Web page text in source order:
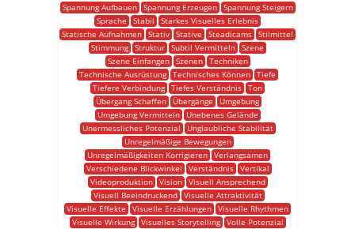
Spannung Aufbauen
Spannung Erzeugen
Spannung Steigern
Sprache
Stabil
Starkes Visuelles Erlebnis
Statische Aufnahmen Stativ Stative Steadicams Stilmittel
Stimmung Struktur Subtil Vermitteln Szene
Szene Einfangen
Szenen
Techniken
Technische Ausrüstung Technisches Können Tiefe
Tiefere Verbindung Tiefes Verständnis Ton
Übergang Schaffen
Übergänge
Umgebung
Umgebung Vermitteln
Unebenes Gelände
Unermessliches Potenzial
Unglaubliche Stabilität
Unregelmäßige Bewegungen
Unregelmäßigkeiten Korrigieren Verlangsamen
Verschiedene Blickwinkel
Verständnis
Vertikal
Videoproduktion
Vision
Visuell Ansprechend
Visuell Beeindruckend
Visuelle Attraktivität
Visuelle Effekte
Visuelle Erzählungen Visuelle Rhythmen
Visuelle Wirkung
Visuelles Storytelling
Volle Potenzial